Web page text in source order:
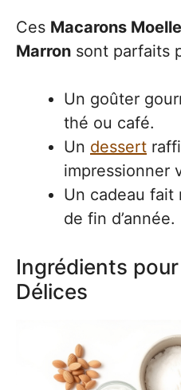
Ces Macarons
Marron sont parfaits
Un goûter
thé ou café.
Un dessert
impressionner
Un cadeau fait
de fin d’année.
Ingrédients
Délices